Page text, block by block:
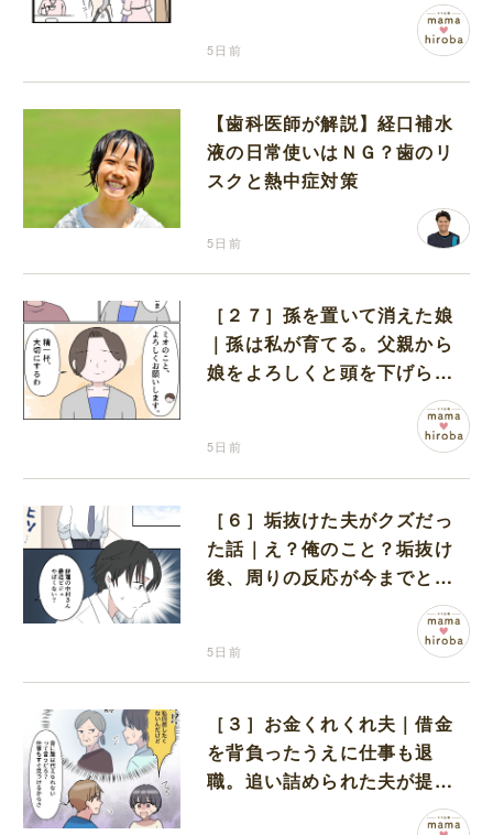
5日前
【歯科医師が解説】経口補水
液の日常使いはＮＧ？歯のリ
スクと熱中症対策
5日前
［２７］孫を置いて消えた娘
｜孫は私が育てる。父親から
娘をよろしくと頭を下げられ
5日前
［６］垢抜けた夫がクズだっ
た話｜え？俺のこと？垢抜け
後、周りの反応が今までと違
5日前
［３］お金くれくれ夫｜借金
を背負ったうえに仕事も退
職。追い詰められた夫が提案